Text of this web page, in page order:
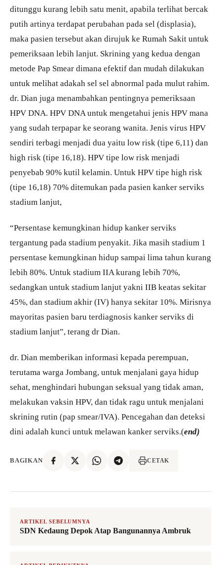
ditunggu kurang lebih satu menit, apabila terlihat bercak
putih artinya terdapat perubahan pada sel (displasia),
maka pasien tersebut akan dirujuk ke Rumah Sakit untuk
pemeriksaan lebih lanjut. Skrining yang kedua dengan
metode Pap Smear dimana efektif dan mudah dilakukan
untuk melihat adakah sel sel abnormal pada mulut rahim.
dr. Dian juga menambahkan pentingnya pemeriksaan
HPV DNA. HPV DNA untuk mengetahui jenis HPV mana
yang sudah terpapar ke seorang wanita. Jenis virus HPV
sendiri terbagi menjadi dua yaitu low risk (tipe 6,11) dan
high risk (tipe 16,18). HPV tipe low risk menjadi
penyebab 90% kutil kelamin. Untuk HPV tipe high risk
(tipe 16,18) 70% ditemukan pada pasien kanker serviks
stadium lanjut,
“Persentase kemungkinan hidup kanker serviks
tergantung pada stadium penyakit. Jika masih stadium 1
persentase kemungkinan hidup sampai lima tahun kurang
lebih 80%. Untuk stadium IIA kurang lebih 70%,
sedangkan untuk stadium lanjut yakni IIB keatas sekitar
45%, dan stadium akhir (IV) hanya sekitar 10%. Mirisnya
mayoritas pasien baru terdiagnosis kanker serviks di
stadium lanjut”, terang dr Dian.
dr. Dian memberikan informasi kepada perempuan,
terutama warga Jombang, untuk menjalani gaya hidup
sehat, menghindari hubungan seksual yang tidak aman,
melakukan vaksin HPV, dan tidak ragu untuk menjalani
skrining rutin (pap smear/IVA). Pencegahan dan deteksi
dini adalah kunci untuk melawan kanker serviks.(end)
BAGIKAN CETAK
ARTIKEL SEBELUMNYA
SDN Kedaung Depok Atap Bangunannya Ambruk